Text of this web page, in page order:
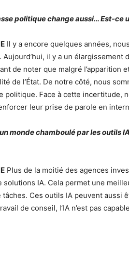
politique change aussi… Est-ce
Il y a encore quelques années,
Aujourd’hui, il y a un
de noter que malgré l’apparition
de l’État. De notre côté, nous
politique. Face à cette incertitude,
leur prise de parole en
monde chamboulé par les outils
Plus de la moitié des agences
solutions IA. Cela permet une
Ces outils IA peuvent aussi
de conseil, l’IA n’est pas